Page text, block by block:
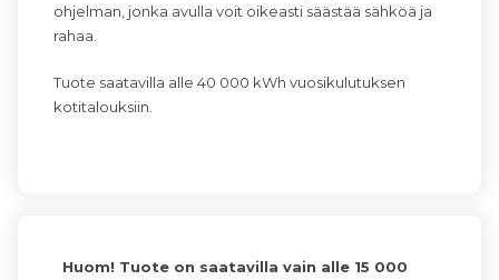
ohjelman, jonka avulla voit oikeasti säästää sähköä ja
rahaa.
Tuote saatavilla alle 40 000 kWh vuosikulutuksen
kotitalouksiin.
Huom! Tuote on saatavilla vain alle 15 000